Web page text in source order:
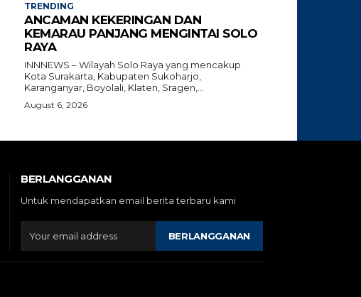
TRENDING
ANCAMAN KEKERINGAN DAN
KEMARAU PANJANG MENGINTAI SOLO
RAYA
INNNEWS – Wilayah Solo Raya yang mencakup
Kota Surakarta, Kabupaten Sukoharjo,
Karanganyar, Boyolali, Klaten, Sragen,...
August 6, 2026
BERLANGGANAN
Untuk mendapatkan email berita terbaru kami
BERLANGGANAN